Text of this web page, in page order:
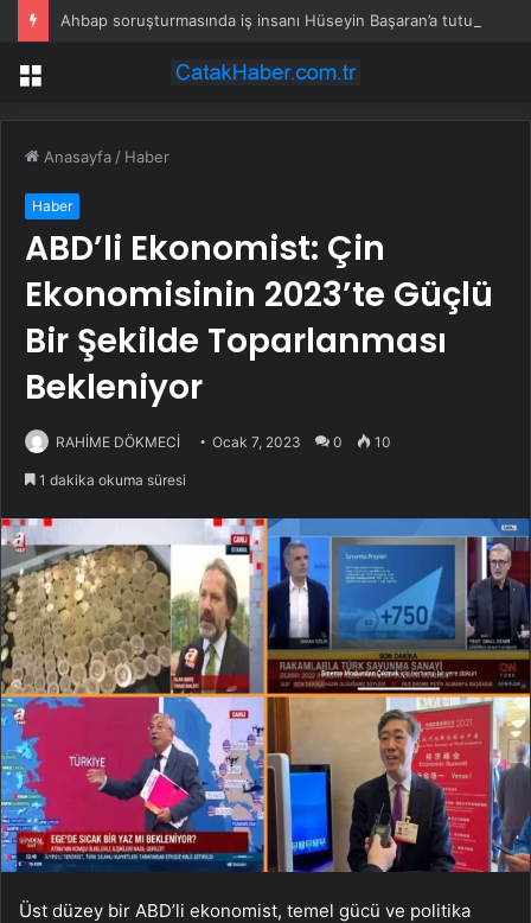
Menü
Anasayfa / Haber
Haber
ABD’li Ekonomist: Çin
Ekonomisinin 2023’te Güçlü
Bir Şekilde Toparlanması
Bekleniyor
RAHİME DÖKMECİ Ocak 7, 2023 0 10
1 dakika okuma süresi
Üst düzey bir ABD’li ekonomist, temel gücü ve politika